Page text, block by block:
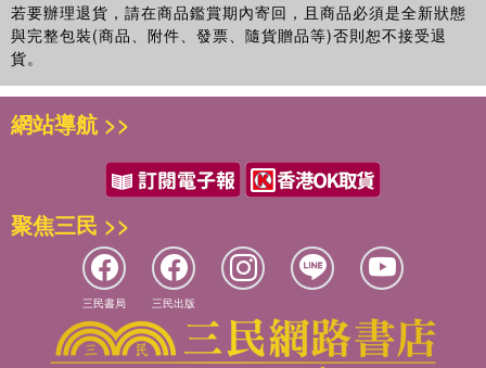
若要辦理退貨，請在商品鑑賞期內寄回，且商品必須是全新狀態
與完整包裝(商品、附件、發票、隨貨贈品等)否則恕不接受退
貨。
網站導航 >>
聚焦三民 >>
三民書局 三民出版